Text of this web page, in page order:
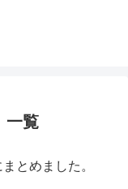
一覧
とめました。